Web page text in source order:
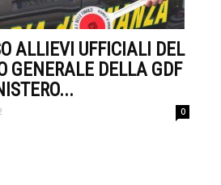
ALLIEVI UFFICIALI DEL
GENERALE DELLA GDF
0